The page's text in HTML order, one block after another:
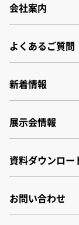
会社案内
会社概要
事業所・関連会
沿革
サステナビリティ
よくあるご質問
新着情報
展示会情報
資料ダウンロー
お問い合わせ